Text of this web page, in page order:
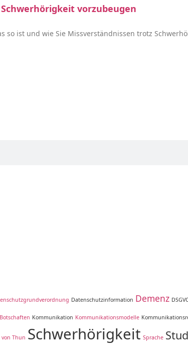
vorzubeugen
so ist und wie Sie Missverständnissen trotz
Datenschutzinformation Demenz
Kommunikation Kommunikationsmodelle
von Thun Schwerhörigkeit Sprache